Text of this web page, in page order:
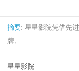
摘要: 星星影院凭借先
牌。...
星星影院